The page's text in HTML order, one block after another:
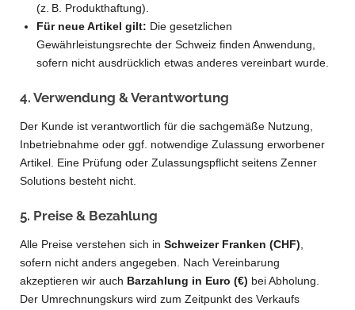
(z. B. Produkthaftung).
Für neue Artikel gilt: Die gesetzlichen
Gewährleistungsrechte der Schweiz finden Anwendung,
sofern nicht ausdrücklich etwas anderes vereinbart wurde.
4. Verwendung & Verantwortung
Der Kunde ist verantwortlich für die sachgemäße Nutzung,
Inbetriebnahme oder ggf. notwendige Zulassung erworbener
Artikel. Eine Prüfung oder Zulassungspflicht seitens Zenner
Solutions besteht nicht.
5. Preise & Bezahlung
Alle Preise verstehen sich in Schweizer Franken (CHF)
sofern nicht anders angegeben. Nach Vereinbarung
akzeptieren wir auch Barzahlung in Euro (€) bei Abholung.
Der Umrechnungskurs wird zum Zeitpunkt des Verkaufs